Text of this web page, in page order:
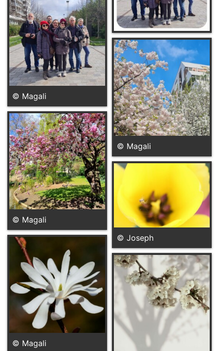
© Magali
© Magali
© Magali
© Joseph
© Magali